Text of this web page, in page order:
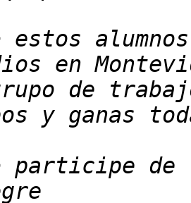
estos
de
participe de